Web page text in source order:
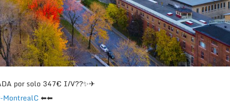
por solo 347€ I/V??✨✈
⬅⬅